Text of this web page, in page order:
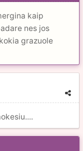
kaip
nes jos
grazuole